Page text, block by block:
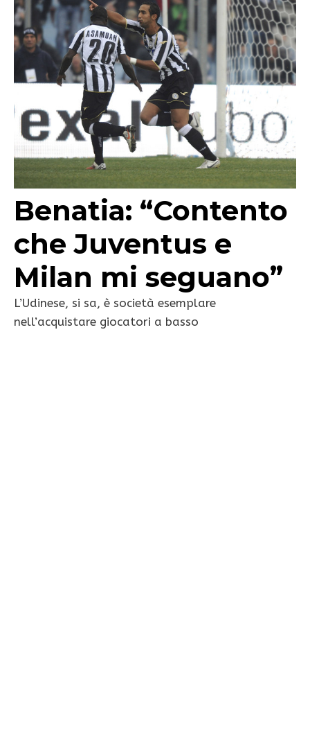
Benatia: “Contento
che Juventus e
Milan mi seguano”
L’Udinese, si sa, è società esemplare
nell’acquistare giocatori a basso